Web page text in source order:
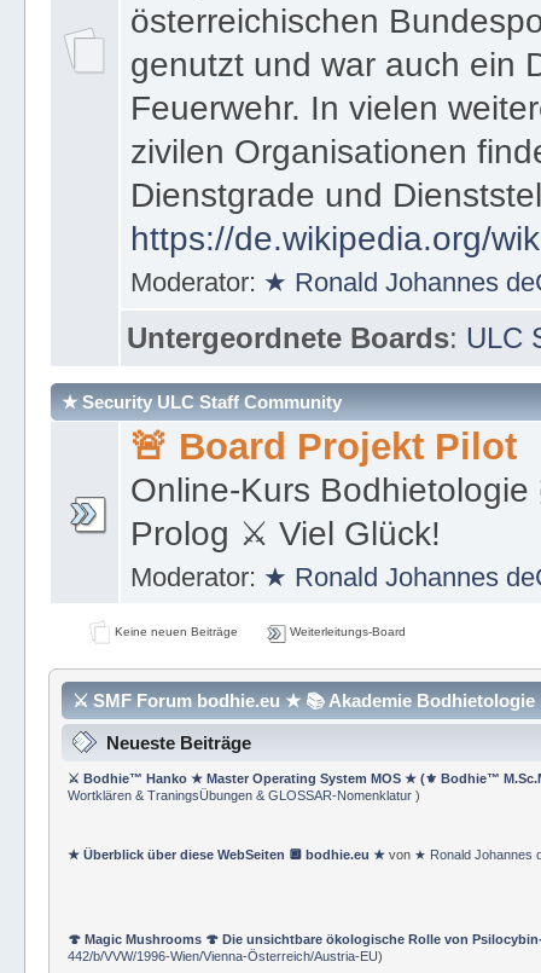
österreichischen
genutzt und war auch ein
Feuerwehr. In vielen
zivilen Organisationen
Dienstgrade und
https://de.wikipedia.org/
Moderator: ★ Ronald Johannes
Untergeordnete Boards: ULC
★ Security ULC Staff Community
🚨 Board Projekt Pilot
Online-Kurs
Prolog ⚔ Viel Glück!
Moderator: ★ Ronald Johannes
Keine neuen Beiträge Weiterleitungs-Board
⚔ SMF Forum bodhie.eu ★ 📚 Akademie
Neueste Beiträge
⚔ Bodhie™ Hanko ★ Master Operating System MOS ★ (⚜ Bodhie™
Wortklären & TraningsÜbungen & GLOSSAR-Nomenklatur)
★ Überblick über diese WebSeiten 🔲 bodhie.eu ★ von ★ Ronald Johannes
🍄 Magic Mushrooms 🍄 Die unsichtbare ökologische Rolle von
442/b/VVW/1996-Wien/Vienna-Österreich/Austria-EU)